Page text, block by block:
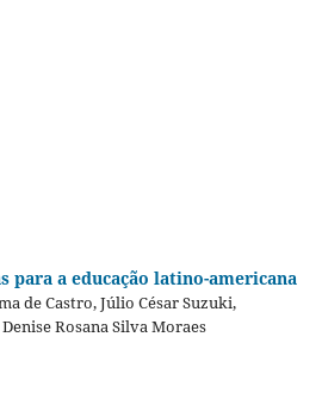
para a educação latino-americana
de Castro, Júlio César Suzuki,
Rosana Silva Moraes